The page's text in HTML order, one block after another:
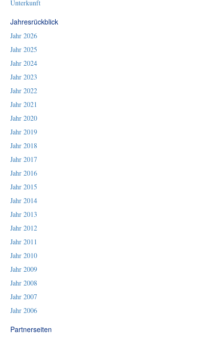
Unterkunft
Jahresrückblick
Jahr 2026
Jahr 2025
Jahr 2024
Jahr 2023
Jahr 2022
Jahr 2021
Jahr 2020
Jahr 2019
Jahr 2018
Jahr 2017
Jahr 2016
Jahr 2015
Jahr 2014
Jahr 2013
Jahr 2012
Jahr 2011
Jahr 2010
Jahr 2009
Jahr 2008
Jahr 2007
Jahr 2006
Partnerseiten